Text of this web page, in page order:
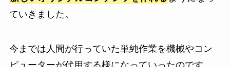
ていきました。
今までは人間が行っていた単純作業を機械やコン